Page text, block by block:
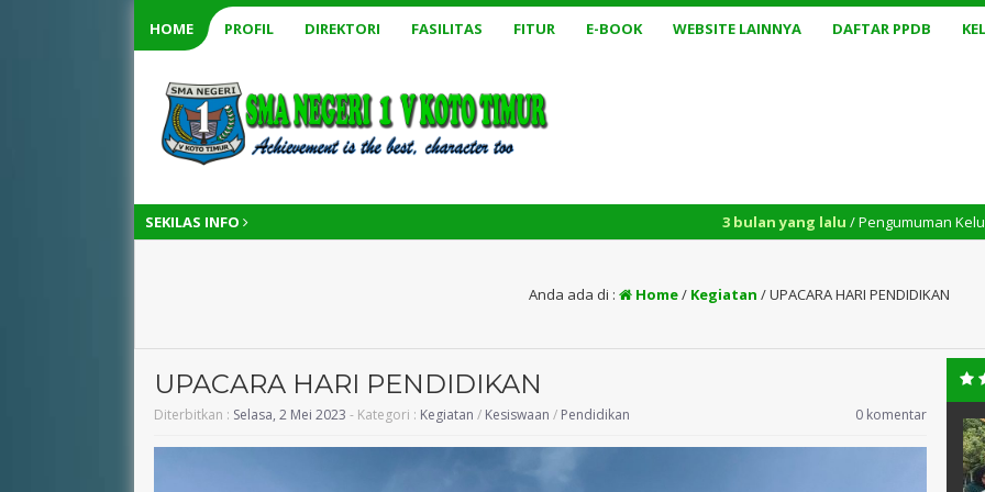
HOME PROFIL DIREKTORI FASILITAS FITUR E-BOOK WEBSITE LAINNYA DAFTAR PPDB
SEKILAS INFO / Pengumuman Kelulusan Th. 2025/
Anda ada di : Home/ Kegiatan /UPACARA HARI PENDIDIKAN
UPACARA HARI PENDIDIKAN
Diterbitkan : Selasa, 2 Mei 2023 - Kategori : Kegiatan / Kesiswaan / Pendidikan 0 komentar
ELRI EKA GUSNI, M.Pd